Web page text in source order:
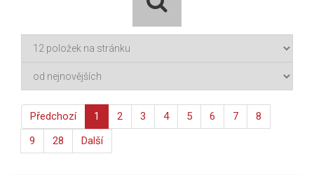
Předchozí 1 2 3 4 5 6 7
8
9
28 Další